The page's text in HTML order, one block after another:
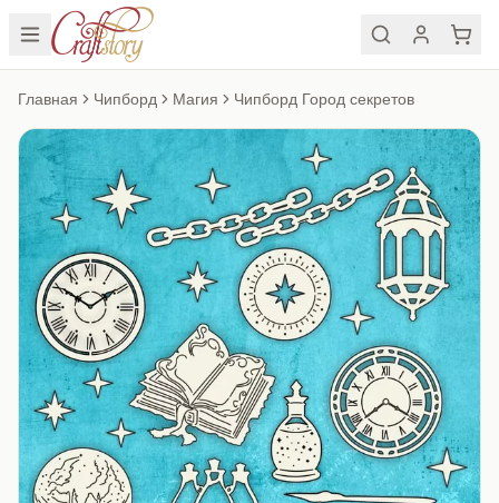
Главная Чипборд Магия Чипборд Город секретов